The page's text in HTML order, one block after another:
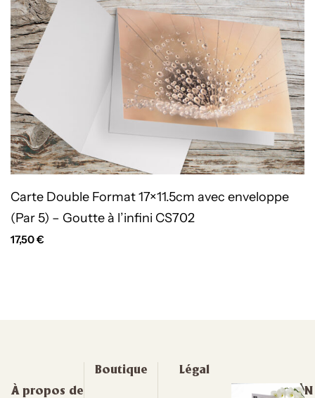
Carte Double Format 17×11.5cm avec enveloppe
(Par 5) – Goutte à l’infini CS702
17,50€
À propos de
Boutique Légal
N